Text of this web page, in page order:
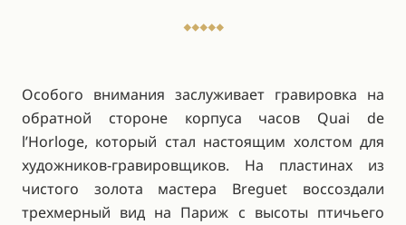
Особого внимания заслуживает гравировка на
обратной стороне корпуса часов Quai de
l’Horloge, который стал настоящим холстом для
художников-гравировщиков. На пластинах из
чистого золота мастера Breguet воссоздали
трехмерный вид на Париж с высоты птичьего